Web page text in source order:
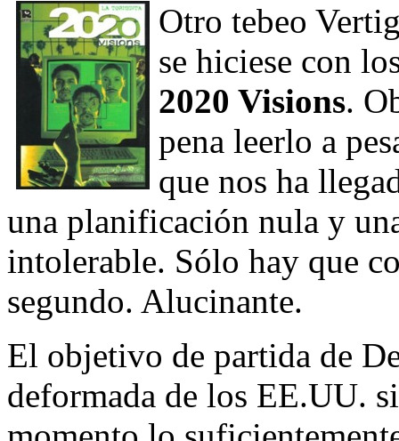
Otro tebeo
se hiciese con
2020 Visions.
pena leerlo a
que nos ha
una planificación nula y
intolerable. Sólo hay que
segundo. Alucinante.
El objetivo de partida de
deformada de los EE.UU.